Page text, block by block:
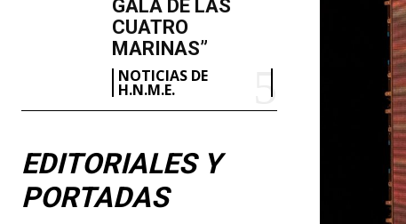
GALA DE LAS
CUATRO
MARINAS”
NOTICIAS DE
H.N.M.E.
EDITORIALES Y
PORTADAS